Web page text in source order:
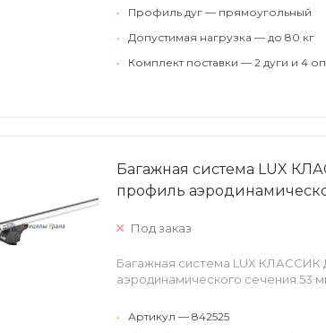
•
Профиль дуг — прямоугольный
•
Допустимая нагрузка — до 80 кг
•
Комплект поставки — 2 дуги и 4
Багажная система LUX
профиль
Под заказ
Багажная система LUX КЛАССИК
аэродинамического сечения 53
•
Артикул — 842525